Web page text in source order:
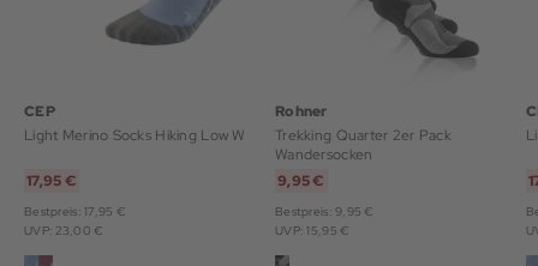
CEP
Light Merino Socks Hiking Low W
17,95 €
Bestpreis: 17,95 €
UVP: 23,00 €
Rohner
Trekking Quarter 2er Pack
Wandersocken
9,95 €
Bestpreis: 9,95 €
UVP: 15,95 €